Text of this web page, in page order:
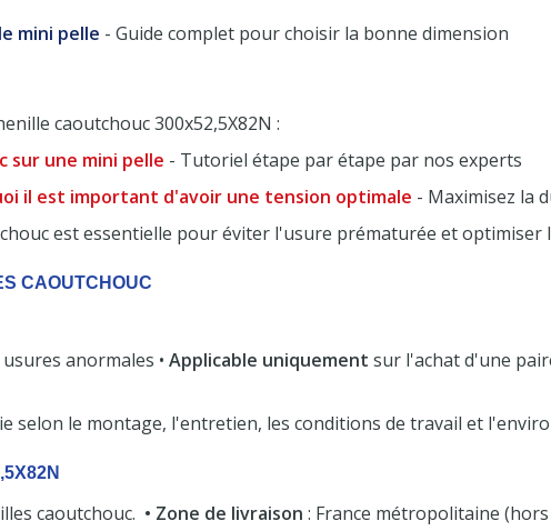
mini pelle - Guide complet pour choisir la bonne dimension
caoutchouc 300x52,5X82N :
sur une mini pelle - Tutoriel étape par étape par nos experts
il est important d'avoir une tension optimale - Maximisez la
est essentielle pour éviter l'usure prématurée et optimiser
CAOUTCHOUC
anormales • Applicable uniquement sur l'achat d'une
selon le montage, l'entretien, les conditions de travail et
caoutchouc. • Zone de livraison : France métropolitaine (hors